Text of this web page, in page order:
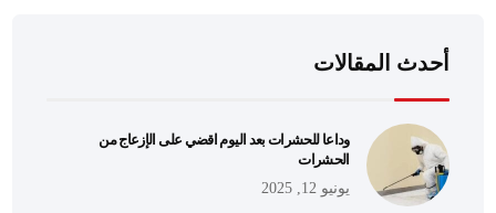
أحدث المقالات
وداعا للحشرات بعد اليوم اقضي على الإزعاج من
الحشرات
يونيو 12, 2025